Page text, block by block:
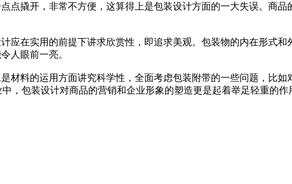
点撬开，非常不方便，这算得上是包装设计方面的一大失误。商
应在实用的前提下讲求欣赏性，即追求美观。包装物的内在形式
人眼前一亮。
材料的运用方面讲究科学性，全面考虑包装附带的一些问题，比
，包装设计对商品的营销和企业形象的塑造更是起着举足轻重的作